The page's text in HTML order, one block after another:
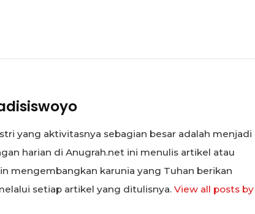
yang aktivitasnya sebagian besar adalah menjadi
harian di Anugrah.net ini menulis artikel atau
mengembangkan karunia yang Tuhan berikan
setiap artikel yang ditulisnya.View all posts by